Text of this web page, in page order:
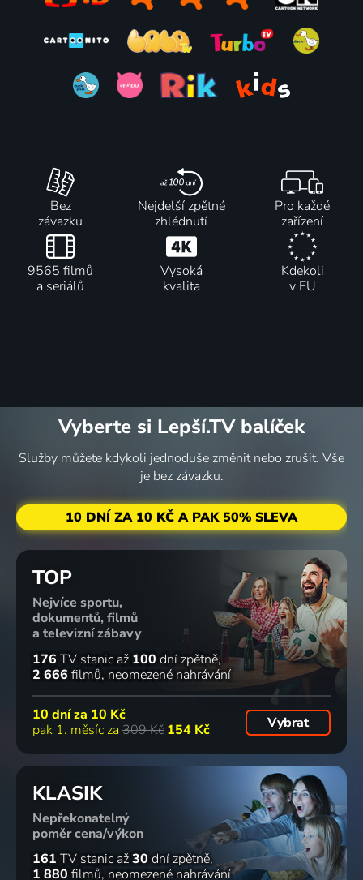
Bez
závazku
Nejdelší zpětné
zhlédnutí
Pro každé
zařízení
9565 filmů
a seriálů
Vysoká
kvalita
Kdekoli
v EU
Vyberte si Lepší.TV balíček
Služby můžete kdykoli jednoduše změnit nebo zrušit. Vše
je bez závazku.
10 DNÍ ZA 10 KČ A PAK 50% SLEVA
TOP
Nejvíce sportu,
dokumentů, filmů
a televizní zábavy
176 TV stanic až 100 dní zpětně
2 666 filmů neomezené nahrávání
10 dní za 10 Kč
pak 1. měsíc za 309 Kč 154 Kč Vybrat
KLASIK
Nepřekonatelný
poměr cena/výkon
161 TV stanic až30 dní zpětně
1 880 filmů neomezené nahrávání